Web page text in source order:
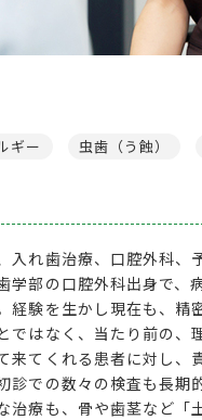
ギー 虫歯（う蝕）
入れ歯治療、口腔外科
学部の口腔外科出身で
経験を生かし現在も、
ではなく、当たり前の
来てくれる患者に対し、
診での数々の検査も長
治療も、骨や歯茎など